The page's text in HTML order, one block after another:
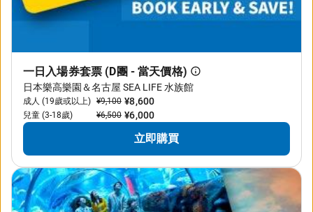
一日入場券套票 (D團 - 當天價格)
日本樂高樂園＆名古屋 SEA LIFE 水族館
成人 (19歲或以上) ¥9,100 ¥8,600
兒童 (3-18歲) ¥6,500 ¥6,000
立即購買